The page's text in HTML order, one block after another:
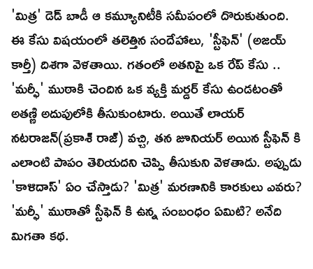
'మిత్ర' డెడ్ బాడీ ఆ కమ్యూనిటీకి సమీపంలో దొరుకుతుంది.
ఈ కేసు విషయంలో తలెత్తిన సందేహాలు, 'స్టీఫెన్' (అజయ్
కార్తీ) దిశగా వెళతాయి. గతంలో అతనిపై ఒక రేప్ కేసు ..
'మర్ఫీ' ముఠాకి చెందిన ఒక వ్యక్తి మర్డర్ కేసు ఉండటంతో
అతణ్ణి అదుపులోకి తీసుకుంటారు. అయితే లాయర్
నటరాజన్(ప్రకాశ్ రాజ్) వచ్చి, తన జూనియర్ అయిన స్టీఫెన్ కి
ఎలాంటి పాపం తెలియదని చెప్పి తీసుకుని వెళతాడు. అప్పుడు
'కాళిదాస్' ఏం చేస్తాడు? 'మిత్ర' మరణానికి కారకులు ఎవరు?
'మర్ఫీ' ముఠాతో స్టీఫెన్ కి ఉన్న సంబంధం ఏమిటి? అనేది
మిగతా కథ.